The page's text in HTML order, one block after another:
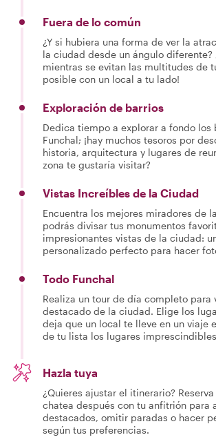
Fuera de lo común
¿Y si hubiera una forma de ver la
la ciudad desde un ángulo diferente?
mientras se evitan las multitudes de
posible con un local a tu lado!
Exploración de barrios
Dedica tiempo a explorar a fondo los
Funchal; ¡hay muchos tesoros por
historia, arquitectura y lugares de
zona te gustaría visitar?
Vistas Increíbles de la Ciudad
Encuentra los mejores miradores de
podrás divisar tus monumentos
impresionantes vistas de la ciudad:
personalizado perfecto para hacer
Todo Funchal
Realiza un tour de día completo para
destacado de la ciudad. Elige los
deja que un local te lleve en un viaje
de tu lista los lugares
Hazla tuya
¿Quieres ajustar el itinerario?
chatea después con tu anfitrión para
destacados, omitir paradas o hacer
según tus preferencias.